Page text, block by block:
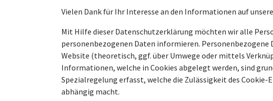
Vielen Dank für Ihr Interesse an den Informationen auf
Mit Hilfe dieser Datenschutzerklärung möchten wir alle
personenbezogenen Daten informieren.
Website (theoretisch, ggf. über Umwege oder mittels
Informationen, welche in Cookies abgelegt werden, sind
Spezialregelung erfasst, welche die Zulässigkeit des
abhängig macht.